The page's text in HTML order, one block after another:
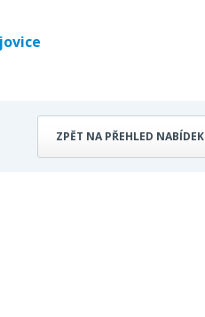
ZPĚT NA PŘEHLED NABÍDEK